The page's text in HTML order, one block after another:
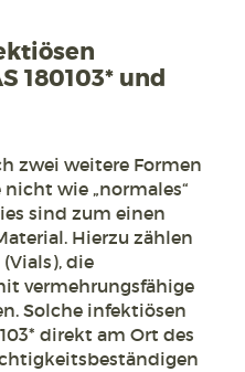
180103* und
zwei weitere Formen
wie „normales“
sind zum einen
Hierzu zählen
die
vermehrungsfähige
Solche infektiösen
direkt am Ort des